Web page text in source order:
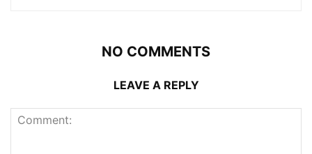
NO COMMENTS
LEAVE A REPLY